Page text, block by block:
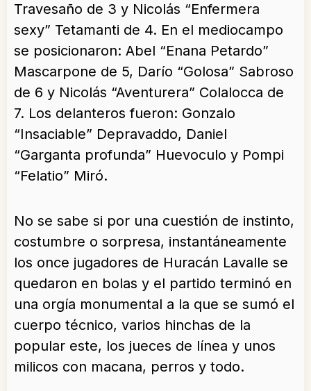
Travesaño de 3 y Nicolás “Enfermera
sexy” Tetamanti de 4. En el mediocampo
se posicionaron: Abel “Enana Petardo”
Mascarpone de 5, Darío “Golosa” Sabroso
de 6 y Nicolás “Aventurera” Colalocca de
7. Los delanteros fueron: Gonzalo
“Insaciable” Depravaddo, Daniel
“Garganta profunda” Huevoculo y Pompi
“Felatio” Miró.
No se sabe si por una cuestión de instinto,
costumbre o sorpresa, instantáneamente
los once jugadores de Huracán Lavalle se
quedaron en bolas y el partido terminó en
una orgía monumental a la que se sumó el
cuerpo técnico, varios hinchas de la
popular este, los jueces de línea y unos
milicos con macana, perros y todo.